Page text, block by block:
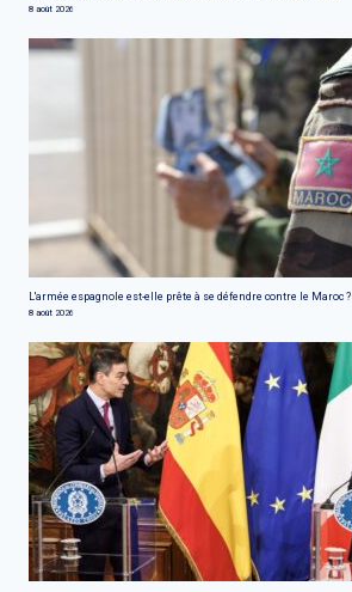
8 août 2026
L'armée espagnole est-elle prête à se défendre contre le Maroc ?
8 août 2026